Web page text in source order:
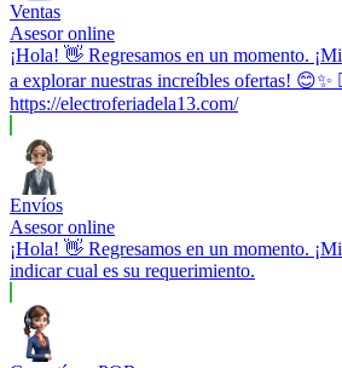
Ventas
Asesor online
¡Hola! 👋 Regresamos en un momento.
a explorar nuestras increíbles ofertas! 😊✨
https://electroferiadela13.com/
Envíos
Asesor online
¡Hola! 👋 Regresamos en un momento.
indicar cual es su requerimiento.